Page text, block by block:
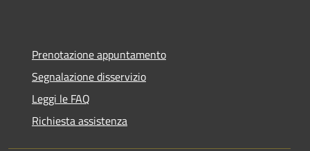
Prenotazione appuntamento
Segnalazione disservizio
Leggi le FAQ
Richiesta assistenza